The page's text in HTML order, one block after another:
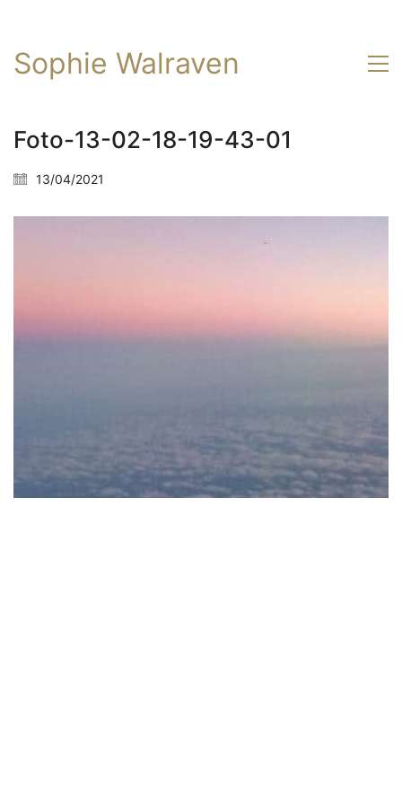
Sophie Walraven
Foto-13-02-18-19-43-01
13/04/2021